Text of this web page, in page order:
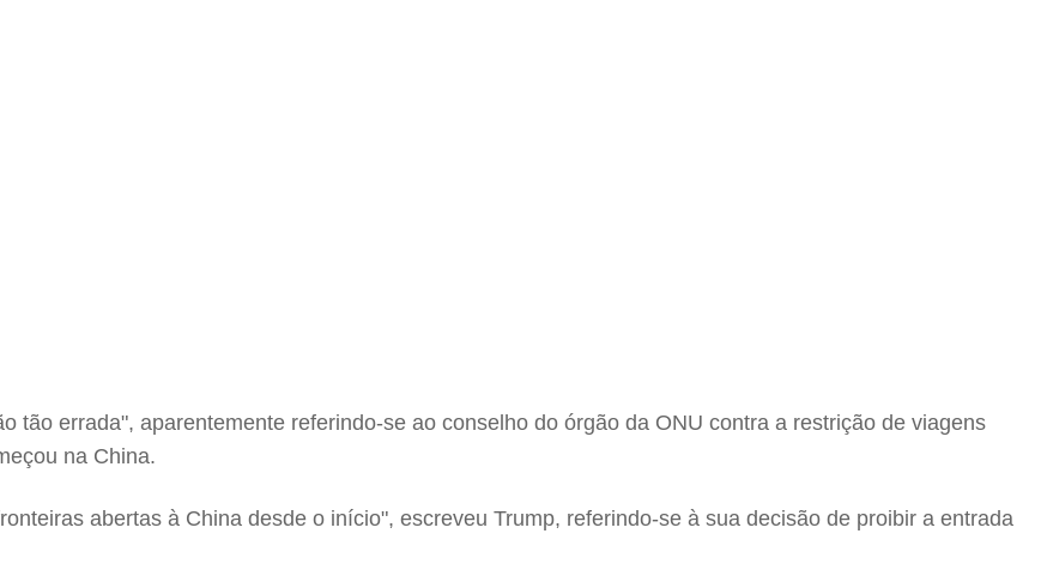
tão errada", aparentemente referindo-se ao conselho do órgão da ONU contra a restrição de viagens
na China.
abertas à China desde o início", escreveu Trump, referindo-se à sua decisão de proibir a entrada